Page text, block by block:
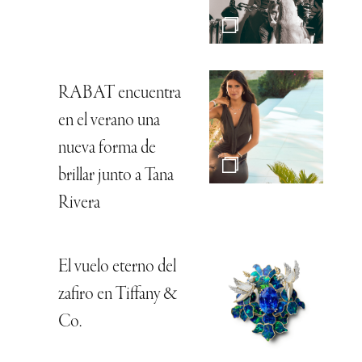
RABAT encuentra
en el verano una
nueva forma de
brillar junto a Tana
Rivera
El vuelo eterno del
zafiro en Tiffany &
Co.